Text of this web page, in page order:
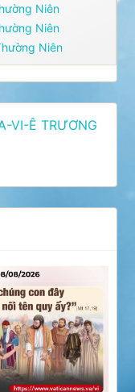
Niên
Niên
Niên